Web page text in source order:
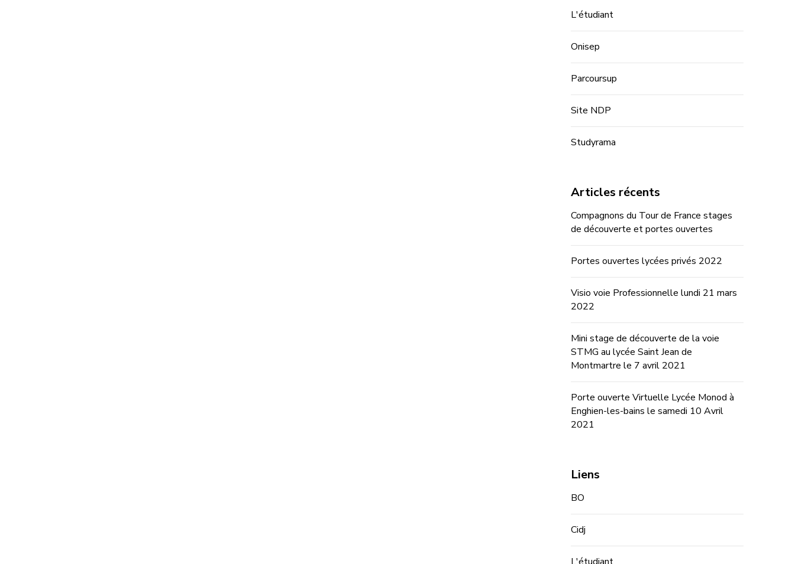
L'étudiant
Onisep
Parcoursup
Site NDP
Studyrama
Articles récents
Compagnons du Tour de France stages
de découverte et portes ouvertes
Portes ouvertes lycées privés 2022
Visio voie Professionnelle lundi 21 mars
2022
Mini stage de découverte de la voie
STMG au lycée Saint Jean de
Montmartre le 7 avril 2021
Porte ouverte Virtuelle Lycée Monod à
Enghien-les-bains le samedi 10 Avril
2021
Liens
BO
Cidj